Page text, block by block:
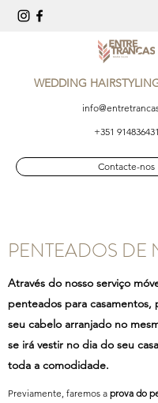
WEDDING
+351 914836431
Contacte-nos
PENTEADOS DE
Através do nosso serviço
penteados para casamentos,
seu cabelo arranjado no
se irá vestir no dia do seu
toda a comodidade.
Previamente, faremos a prova do